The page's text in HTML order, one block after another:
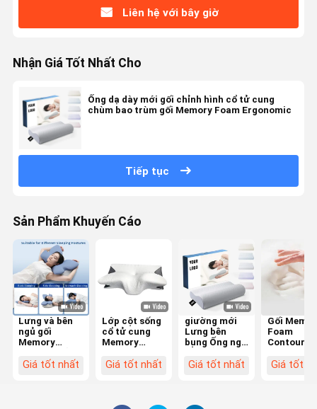
Liên hệ với bây giờ
Nhận Giá Tốt Nhất Cho
Ống dạ dày mới gối chỉnh hình cổ tử cung
chùm bao trùm gối Memory Foam Ergonomic
Tiếp tục
Sản Phẩm Khuyến Cáo
Lưng và bên
ngủ gối
Memory
polyester phù
Giá tốt nhất
Lớp cột sống
cổ tử cung
Memory
Contour
Giá tốt nhất
giường mới
Lưng bên
bụng Ống ngủ
cổ tử cung
Memory
Giá tốt nhất
Gối
Foam
Contoured
cùng cho
Giá tốt